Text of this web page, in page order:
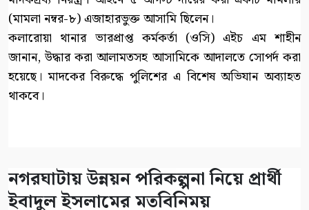
(মামলা নম্বর-৮) এজাহারভুক্ত আসামি ছিলেন।
কলারোয়া থানার ভারপ্রাপ্ত কর্মকর্তা (ওসি) এইচ এম শাহীন
জানান, উদ্ধার করা আলামতসহ আসামিকে আদালতে সোপর্দ করা
হয়েছে। মাদকের বিরুদ্ধে পুলিশের এ বিশেষ অভিযান অব্যাহত
থাকবে।
নগরঘাটায় উন্নয়ন পরিকল্পনা নিয়ে প্রার্থী
ইবাদুল ইসলামের মতবিনিময়